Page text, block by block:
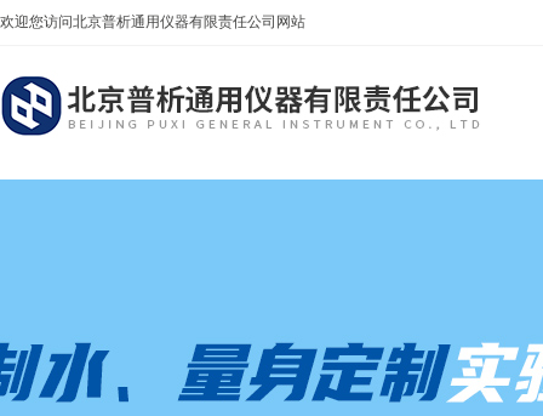
欢迎您访问北京普析通用仪器有限责任公司网站